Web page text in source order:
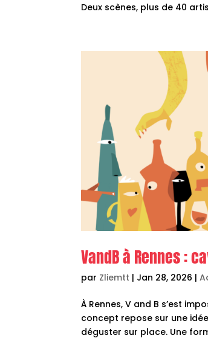
Deux scènes, plus de 40
VandB à Rennes :
par Zliemtt | Jan 28, 2026 |
À Rennes, V and B s’est
concept repose sur une
déguster sur place. Une